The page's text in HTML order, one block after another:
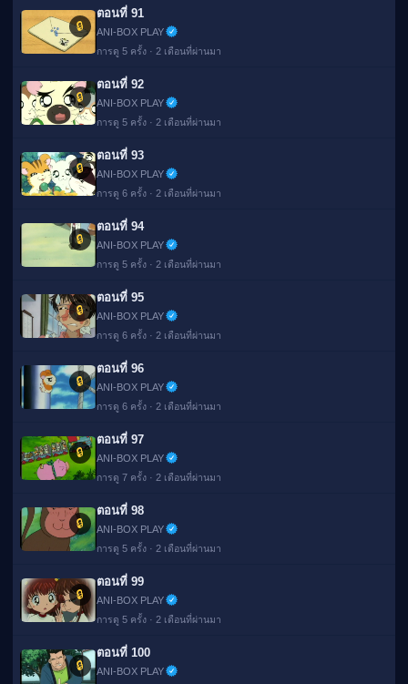
🔒
ตอนที่ 91
ANI-BOX PLAY
การดู 5 ครั้ง · 2 เดือนที่ผ่านมา
🔒
ตอนที่ 92
ANI-BOX PLAY
การดู 5 ครั้ง · 2 เดือนที่ผ่านมา
🔒
ตอนที่ 93
ANI-BOX PLAY
การดู 6 ครั้ง · 2 เดือนที่ผ่านมา
🔒
ตอนที่ 94
ANI-BOX PLAY
การดู 5 ครั้ง · 2 เดือนที่ผ่านมา
🔒
ตอนที่ 95
ANI-BOX PLAY
การดู 6 ครั้ง · 2 เดือนที่ผ่านมา
🔒
ตอนที่ 96
ANI-BOX PLAY
การดู 6 ครั้ง · 2 เดือนที่ผ่านมา
🔒
ตอนที่ 97
ANI-BOX PLAY
การดู 7 ครั้ง · 2 เดือนที่ผ่านมา
🔒
ตอนที่ 98
ANI-BOX PLAY
การดู 5 ครั้ง · 2 เดือนที่ผ่านมา
🔒
ตอนที่ 99
ANI-BOX PLAY
การดู 5 ครั้ง · 2 เดือนที่ผ่านมา
🔒
ตอนที่ 100
ANI-BOX PLAY